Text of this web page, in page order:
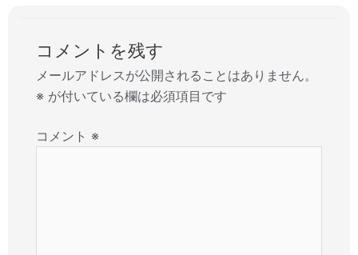
コメントを残す
メールアドレスが公開されることはありません。
※ が付いている欄は必須項目です
コメント ※